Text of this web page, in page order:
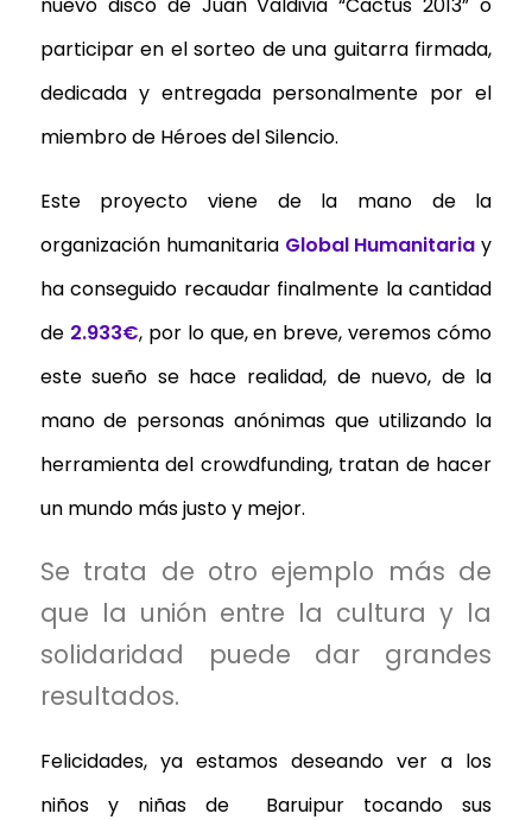
participar en el sorteo de una guitarra firmada,
dedicada y entregada personalmente por el
miembro de Héroes del Silencio.
Este proyecto viene de la mano de la
organización humanitaria Global Humanitaria y
ha conseguido recaudar finalmente la cantidad
de2.933€, por lo que, en breve, veremos cómo
este sueño se hace realidad, de nuevo, de la
mano de personas anónimas que utilizando la
herramienta del crowdfunding, tratan de hacer
un mundo más justo y mejor.
Se trata de otro ejemplo más de
que la unión entre la cultura y la
solidaridad puede dar grandes
resultados.
Felicidades, ya estamos deseando ver a los
niños y niñas de Baruipur tocando sus